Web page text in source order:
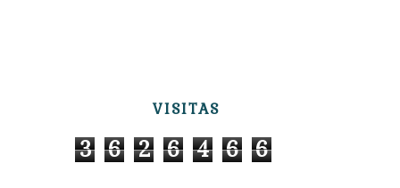
VISITAS
3 6 2 6 4 6 6